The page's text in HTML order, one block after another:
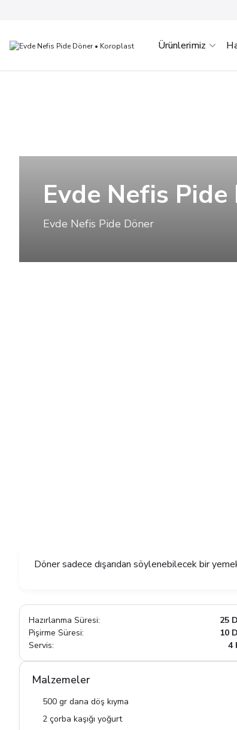
Ürünlerimiz
Evde Nefis
Evde Nefis Pide Döner
Döner sadece dışarıdan söylenebilecek bir
Hazırlanma Süresi:
25
Pişirme Süresi:
10
Servis:
4
Malzemeler
500 gr dana döş kıyma
2 çorba kaşığı yoğurt